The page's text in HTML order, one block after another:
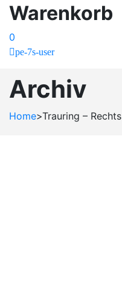
Warenkorb
0
pe-7s-user
Archiv
Home>Trauring – Rechts